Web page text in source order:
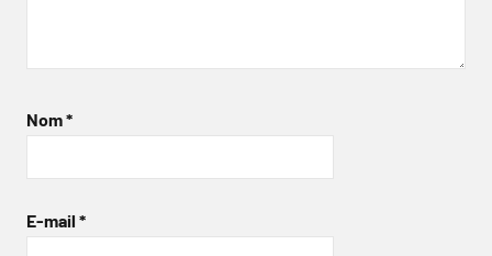
Nom*
E-mail *